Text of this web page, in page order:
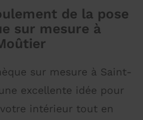
de la pose
sur mesure à
sur mesure à Saint-
excellente idée pour
intérieur tout en